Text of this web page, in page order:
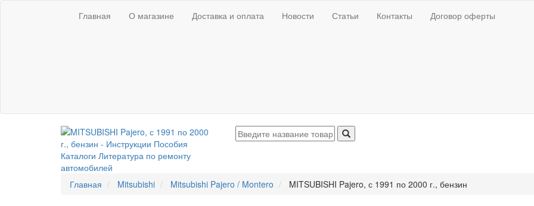
Главная О магазине Доставка и оплата Новости Статьи Контакты Договор оферты
Главная Mitsubishi Mitsubishi Pajero / Montero MITSUBISHI Pajero, с 1991 по 2000 г., бензин